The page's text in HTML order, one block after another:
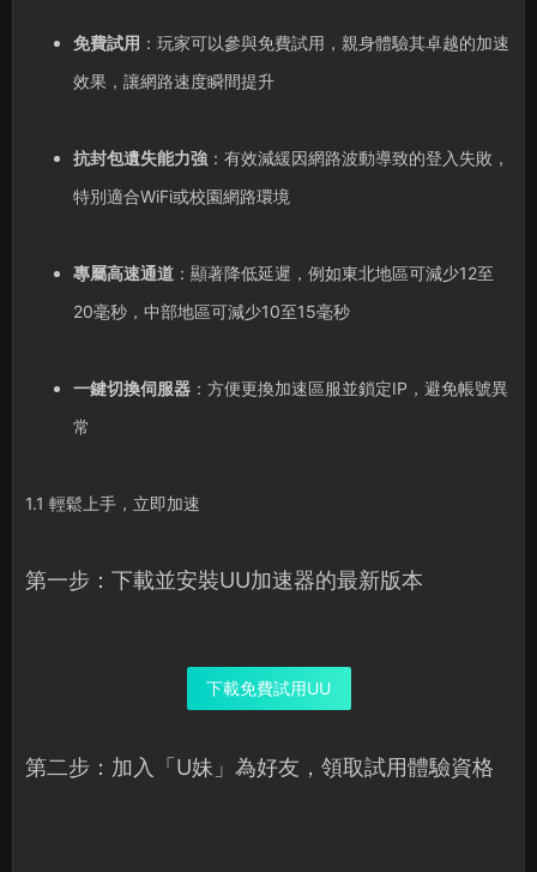
免費試用 ：玩家可以參與免費試用，親身體驗其卓越的加速
效果，讓網路速度瞬間提升
抗封包遺失能力強：有效減緩因網路波動導致的登入失敗，
特別適合WiFi或校園網路環境
專屬高速通道：顯著降低延遲，例如東北地區可減少12至
20毫秒，中部地區可減少10至15毫秒
一鍵切換伺服器：方便更換加速區服並鎖定IP，避免帳號異
常
1.1 輕鬆上手，立即加速
第一步：下載並安裝UU加速器的最新版本
下載免費試用UU
第二步：加入「U妹」為好友，領取試用體驗資格